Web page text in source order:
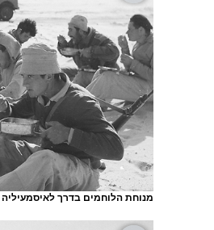
מנוחת הלוחמים בדרך לאיסמעיליה